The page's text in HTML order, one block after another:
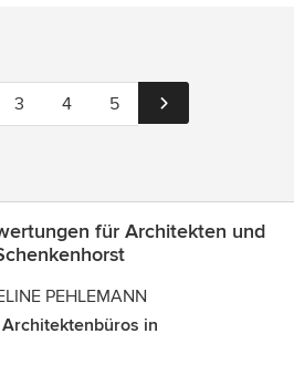
3 4 5
für Architekten und
PEHLEMANN
in